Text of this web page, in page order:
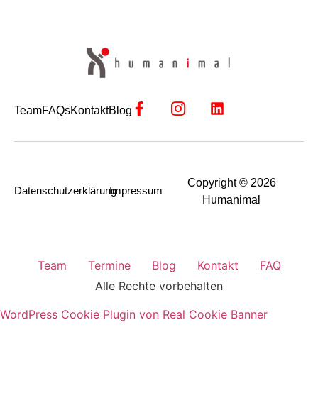
TeamFAQsKontaktBlog
Copyright © 2026
Humanimal
DatenschutzerklärungImpressum
Team Termine Blog Kontakt
FAQ
Alle Rechte vorbehalten
WordPress Cookie Plugin von Real Cookie Banner